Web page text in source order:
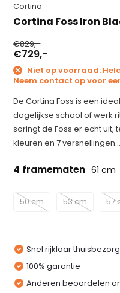
Cortina
Cortina Foss Iron
€829,-
€729,-
Niet op voorraad:
Neem contact op voor
De Cortina Foss is een
dagelijkse school of werk
soringt de Foss er echt uit,
kleuren en 7
4 framematen 61 cm
50 cm 53 cm 57
Snel rijklaar
100% garantie
Anderen beoordelen